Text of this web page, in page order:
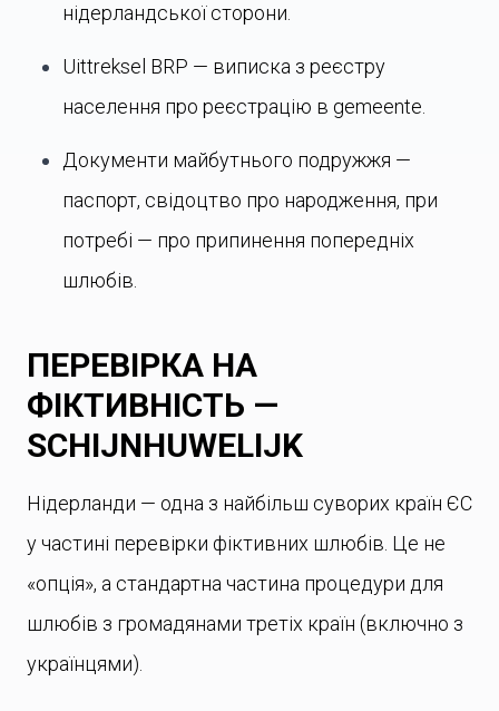
нідерландської сторони.
Uittreksel BRP — виписка з реєстру
населення про реєстрацію в gemeente.
Документи майбутнього подружжя —
паспорт, свідоцтво про народження, при
потребі — про припинення попередніх
шлюбів.
ПЕРЕВІРКА НА
ФІКТИВНІСТЬ —
SCHIJNHUWELIJK
Нідерланди — одна з найбільш суворих країн ЄС
у частині перевірки фіктивних шлюбів. Це не
«опція», а стандартна частина процедури для
шлюбів з громадянами третіх країн (включно з
українцями).